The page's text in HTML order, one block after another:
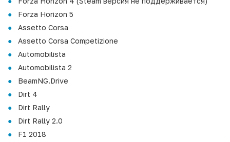
Forza Horizon 5
Assetto Corsa
Assetto Corsa Competizione
Automobilista
Automobilista 2
BeamNG.Drive
Dirt 4
Dirt Rally
Dirt Rally 2.0
F1 2018